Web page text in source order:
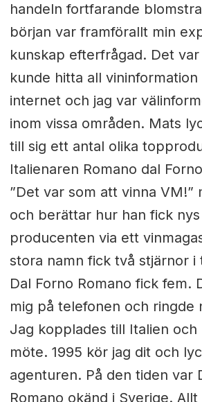
handeln fortfarande
början var framförallt min
kunskap efterfrågad. Det var
kunde hitta all
internet och jag var
inom vissa områden. Mats
till sig ett antal olika
Italienaren Romano dal
”Det var som att vinna VM!”
och berättar hur han fick
producenten via ett
stora namn fick två stjärnor i
Dal Forno Romano fick fem.
mig på telefonen och ringde
Jag kopplades till Italien och
möte. 1995 kör jag dit och
agenturen. På den tiden var
Romano okänd i Sverige.